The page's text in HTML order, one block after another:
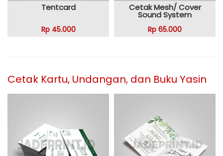
Tentcard
Rp 45.000
Cetak Mesh/ Cover
Sound System
Rp 65.000
Cetak Kartu, Undangan, dan Buku Yasin